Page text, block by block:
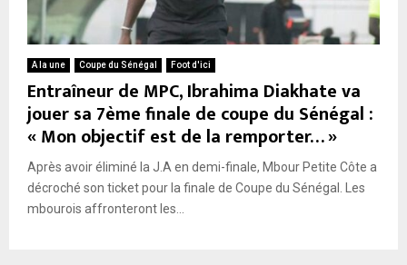
A la une Coupe du Sénégal Foot d'ici
Entraîneur de MPC, Ibrahima Diakhate va
jouer sa 7ème finale de coupe du Sénégal :
« Mon objectif est de la remporter… »
Après avoir éliminé la J.A en demi-finale, Mbour Petite Côte a
décroché son ticket pour la finale de Coupe du Sénégal. Les
mbourois affronteront les...